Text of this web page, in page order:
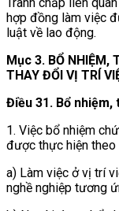
hợp đồng làm việc
luật về lao động.
Mục 3. BỔ NHIỆM,
THAY ĐỔI VỊ TRÍ
Điều 31. Bổ
1. Việc bổ nhiệm
được thực hiện theo
a) Làm việc ở vị trí
nghề nghiệp tương